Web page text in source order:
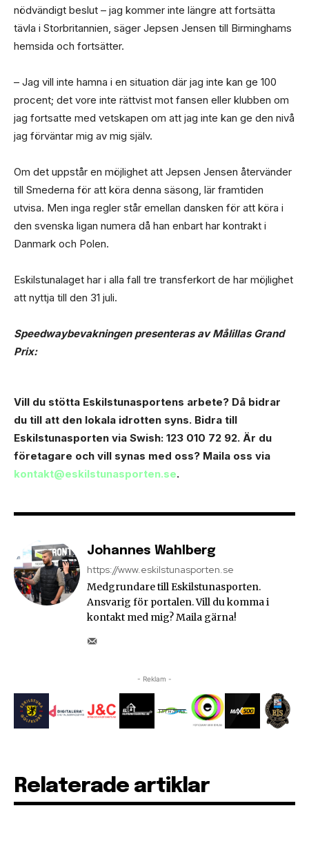
nödvändigt beslut – jag kommer inte längre att fortsätta
tävla i Storbritannien, säger Jepsen Jensen till Birminghams
hemsida och fortsätter.
– Jag vill inte hamna i en situation där jag inte kan ge 100
procent; det vore inte rättvist mot fansen eller klubben om
jag fortsatte med vetskapen om att jag inte kan ge den nivå
jag förväntar mig av mig själv.
Om det uppstår en möjlighet att Jepsen Jensen återvänder
till Smederna för att köra denna säsong, lär framtiden
utvisa. Men inga regler står emellan dansken för att köra i
den svenska ligan numera då han enbart har kontrakt i
Danmark och Polen.
Eskilstunalaget har i alla fall tre transferkort de har möjlighet
att nyttja till den 31 juli.
Speedwaybevakningen presenteras av Målillas Grand
Prix:
Vill du stötta Eskilstunasportens arbete? Då bidrar
du till att den lokala idrotten syns. Bidra till
Eskilstunasporten via Swish: 123 010 72 92. Är du
företagare och vill synas med oss? Maila oss via
kontakt@eskilstunasporten.se.
Johannes Wahlberg
https://www.eskilstunasporten.se
Medgrundare till Eskilstunasporten.
Ansvarig för portalen. Vill du komma i
kontakt med mig? Maila gärna!
- Reklam -
Relaterade artiklar